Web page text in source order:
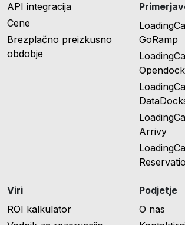
API integracija
Cene
Brezplačno preizkusno
obdobje
GoRamp
Opendock
Arrivy
Viri
ROI kalkulator
Podjetje
O nas